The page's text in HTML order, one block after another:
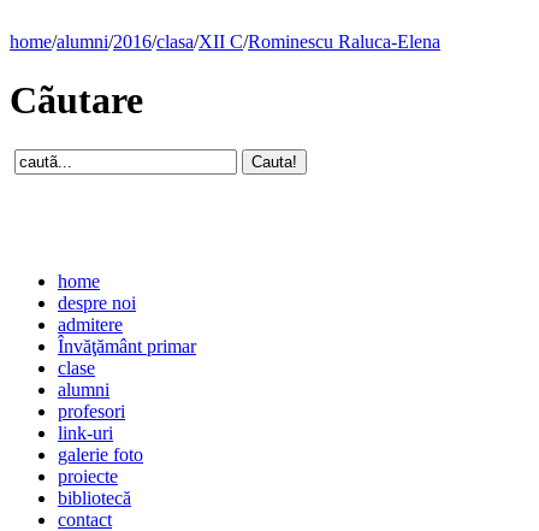
home/alumni/2016/clasa/XII C/Rominescu Raluca-Elena
Cãutare
home
despre noi
admitere
Învăţământ primar
clase
alumni
profesori
link-uri
galerie foto
proiecte
bibliotecă
contact